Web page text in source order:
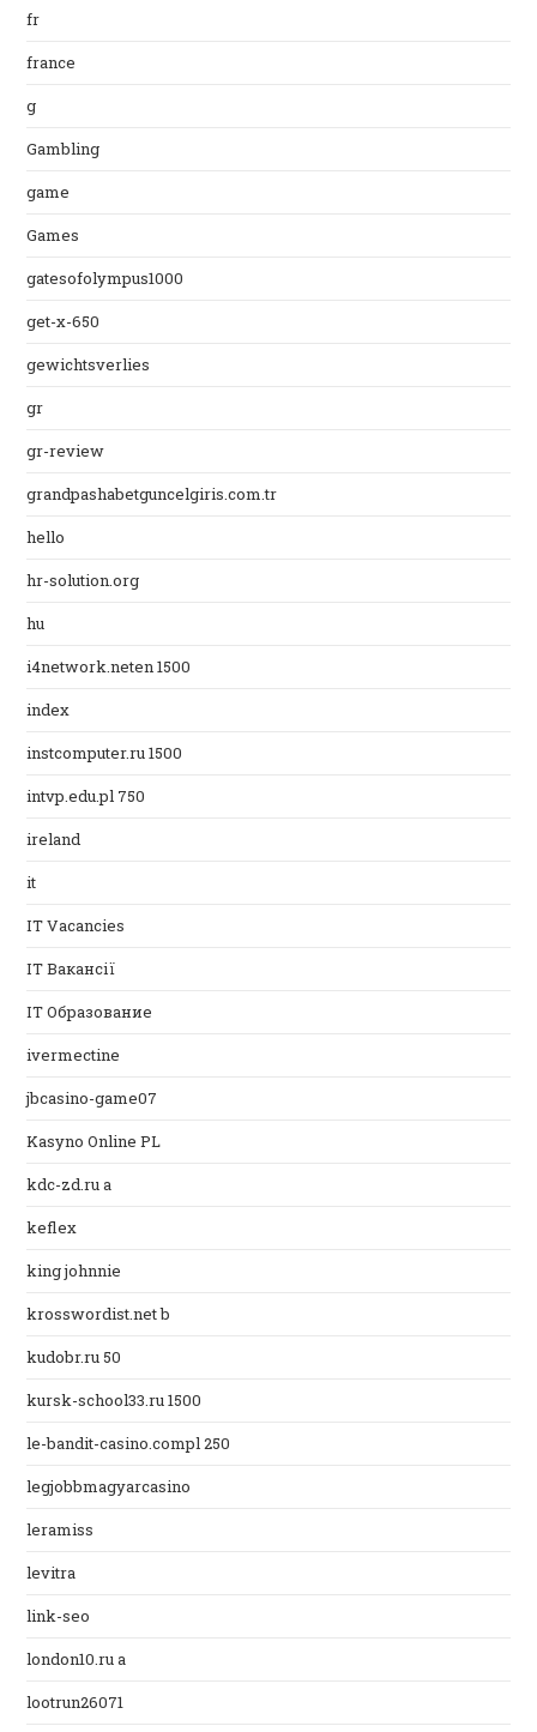
fr
france
g
Gambling
game
Games
gatesofolympus1000
get-x-650
gewichtsverlies
gr
gr-review
grandpashabetguncelgiris.com.tr
hello
hr-solution.org
hu
i4network.neten 1500
index
instcomputer.ru 1500
intvp.edu.pl 750
ireland
it
IT Vacancies
IT Вакансії
IT Образование
ivermectine
jbcasino-game07
Kasyno Online PL
kdc-zd.ru a
keflex
king johnnie
krosswordist.net b
kudobr.ru 50
kursk-school33.ru 1500
le-bandit-casino.compl 250
legjobbmagyarcasino
leramiss
levitra
link-seo
london10.ru a
lootrun26071